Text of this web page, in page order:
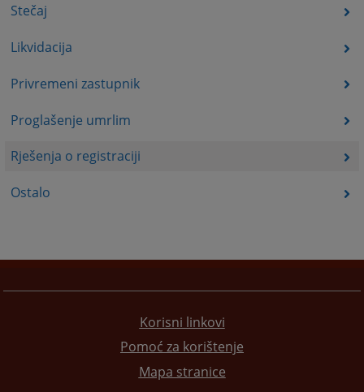
Stečaj
Likvidacija
Privremeni zastupnik
Proglašenje umrlim
Rješenja o registraciji
Ostalo
Korisni linkovi
Pomoć za korištenje
Mapa stranice